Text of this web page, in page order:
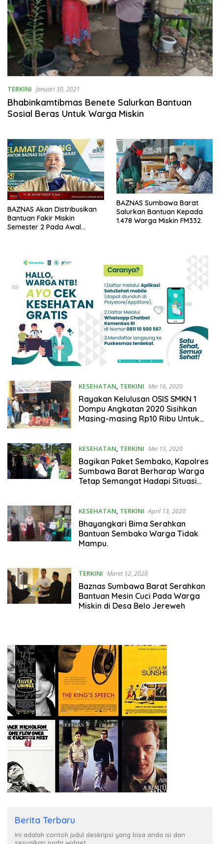
TERKINI Januari 30, 2021
Bhabinkamtibmas Benete Salurkan Bantuan
Sosial Beras Untuk Warga Miskin
BAZNAS Akan Distribusikan
Bantuan Fakir Miskin
Semester 2 Pada Awal
BAZNAS Sumbawa Barat
Salurkan Bantuan Kepada
1.478 Warga Miskin FM332.
KESEHATAN, TERKINI Mei 16, 2020
Rayakan Kelulusan OSIS SMKN 1
Dompu Angkatan 2020 Sisihkan
Masing-masing Rp10 Ribu Untuk
KESEHATAN, TERKINI Mei 15, 2020
Bagikan Paket Sembako, Kapolres
Sumbawa Barat Berharap Warga
Tetap Semangat Hadapi Situasi
KESEHATAN, TERKINI April 13, 2020
Bhayangkari Bima Serahkan
Bantuan Sembako Warga Tidak
Mampu.
TERKINI Maret 12, 2020
Baznas Sumbawa Barat Serahkan
Bantuan Mesin Cuci Pada Warga
Miskin di Desa Belo Jereweh
Berita Terbaru
Ini adalah contoh judul deskripsi yang bisa anda isi dan
sesuaikan pada widget